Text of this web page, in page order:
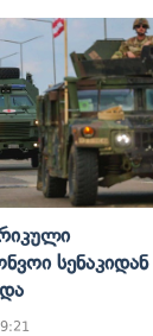
Სენაკიდან